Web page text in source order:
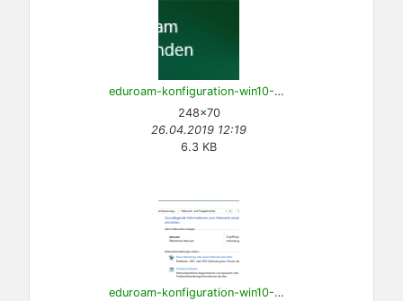
eduroam-konfiguration-win10-11.png
248×70
26.04.2019 12:19
6.3 KB
eduroam-konfiguration-win10-12.png